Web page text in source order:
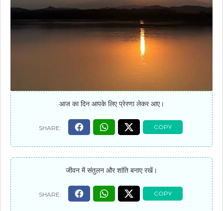
आज का दिन आपके लिए प्रेरणा लेकर आए।
जीवन में संतुलन और शांति बनाए रखें।